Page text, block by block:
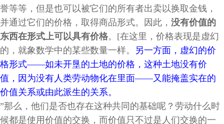
誉等等，但是也可以被它们的所有者出卖以换取金钱，
并通过它们的价格，取得商品形式。因此， 没有价值的
东西在形式上可以具有价格。[在这里，价格表现是虚幻
的，就象数学中的某些数量一样。 另一方面，虚幻的价
格形式——如未开垦的土地的价格，这种土地没有价
值，因为没有人类劳动物化在里面——又能掩盖实在的
价值关系或由此派生的关系。
”那么，他们是否也存在这种共同的基础呢？劳动什么时
候都是使用价值的交换，而价值只不过是人们交换的一